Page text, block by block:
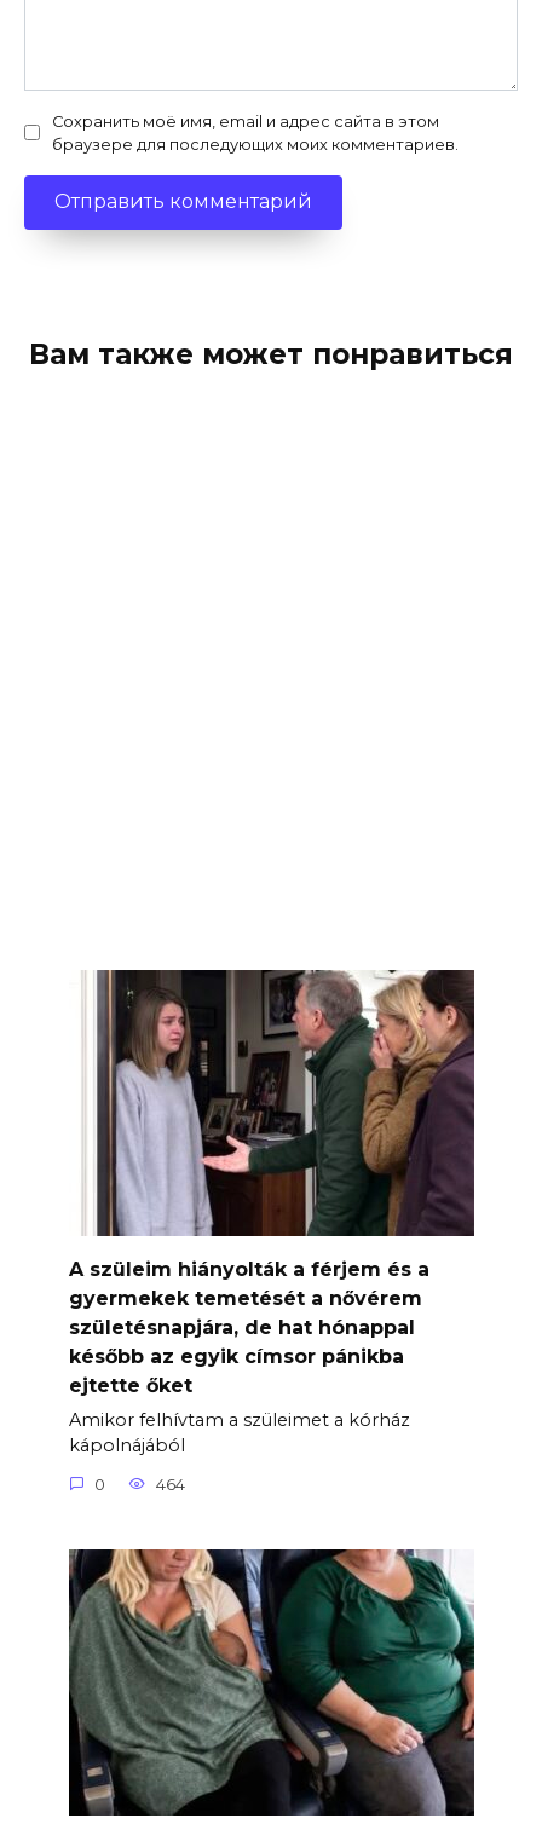
Сохранить моё имя, email и адрес сайта в этом
браузере для последующих моих комментариев.
Вам также может понравиться
A szüleim hiányolták a férjem és a
gyermekek temetését a nővérem
születésnapjára, de hat hónappal
később az egyik címsor pánikba
ejtette őket
Amikor felhívtam a szüleimet a kórház
kápolnájából
0 464